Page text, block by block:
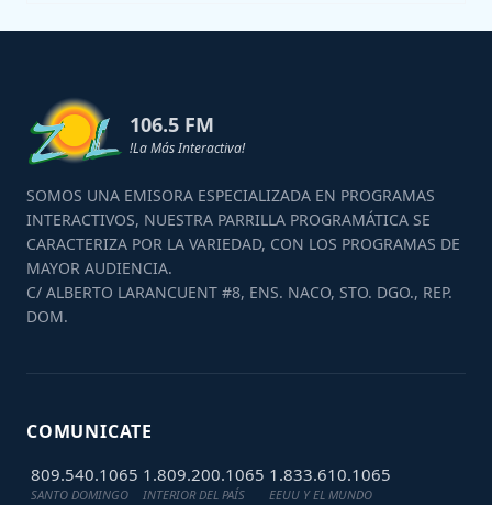
106.5 FM
!La Más Interactiva!
SOMOS UNA EMISORA ESPECIALIZADA EN PROGRAMAS
INTERACTIVOS, NUESTRA PARRILLA PROGRAMÁTICA SE
CARACTERIZA POR LA VARIEDAD, CON LOS PROGRAMAS DE
MAYOR AUDIENCIA.
C/ ALBERTO LARANCUENT #8, ENS. NACO, STO. DGO., REP.
DOM.
COMUNICATE
809.540.1065
SANTO DOMINGO
1.809.200.1065
INTERIOR DEL PAÍS
1.833.610.1065
EEUU Y EL MUNDO